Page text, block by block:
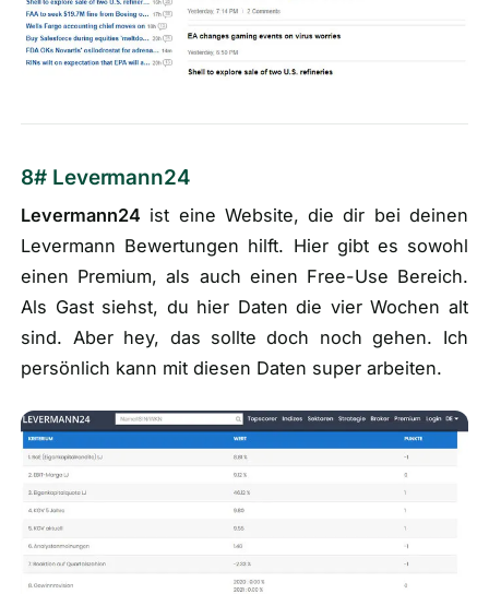
8# Levermann24
Levermann24 ist eine Website, die dir bei deinen
Levermann Bewertungen hilft. Hier gibt es sowohl
einen Premium, als auch einen Free-Use Bereich.
Als Gast siehst, du hier Daten die vier Wochen alt
sind. Aber hey, das sollte doch noch gehen. Ich
persönlich kann mit diesen Daten super arbeiten.